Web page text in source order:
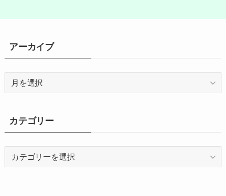
アーカイブ
ブ
カテゴリー